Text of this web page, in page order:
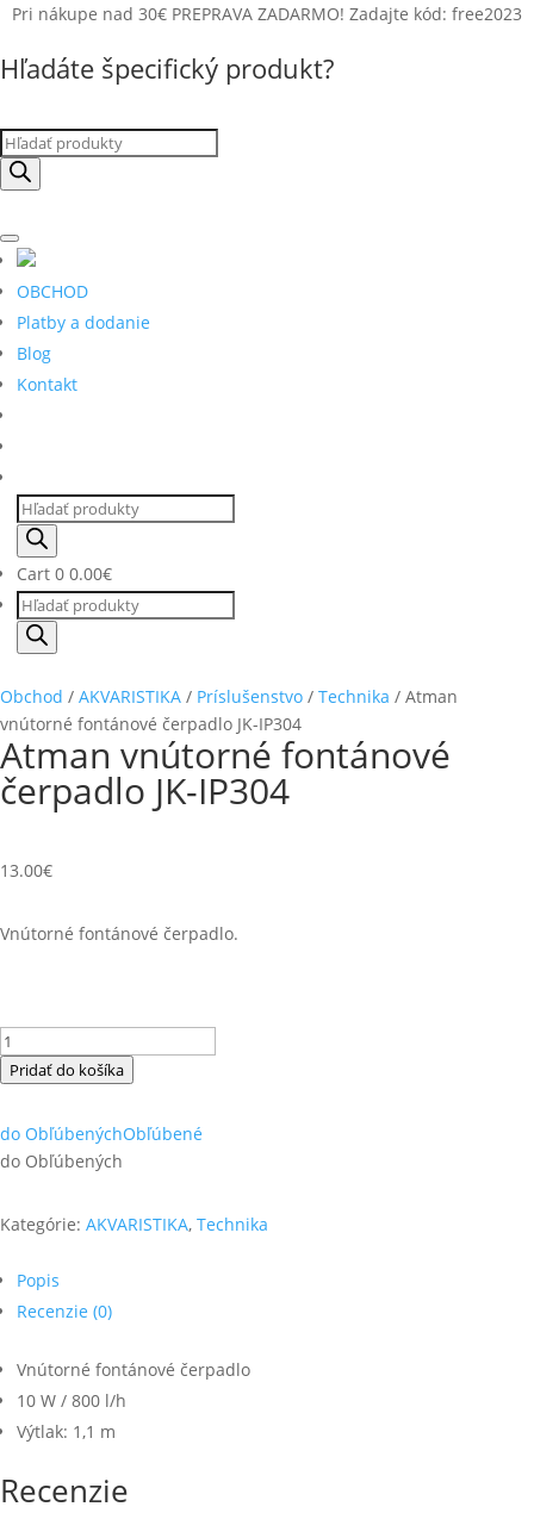
Pri nákupe nad 30€ PREPRAVA ZADARMO! Zadajte kód: free2023
Hľadáte špecifický produkt?
Products
search
OBCHOD
Platby a dodanie
Blog
Kontakt
Products
search
Cart 0 0.00€
Products
search
Obchod / AKVARISTIKA / Príslušenstvo / Technika / Atman
vnútorné fontánové čerpadlo JK-IP304
Atman vnútorné fontánové
čerpadlo JK-IP304
13.00€
Vnútorné fontánové čerpadlo.
množstvo
Atman
fontánové
čerpadlo
Pridať do košíka
do ObľúbenýchObľúbené
do Obľúbených
Kategórie: AKVARISTIKA, Technika
Popis
Recenzie (0)
Vnútorné fontánové čerpadlo
10 W / 800 l/h
Výtlak: 1,1 m
Recenzie